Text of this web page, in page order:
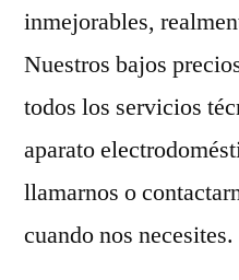
inmejorables,
Nuestros bajos
todos los servicios
aparato
llamarnos o
cuando nos necesites.